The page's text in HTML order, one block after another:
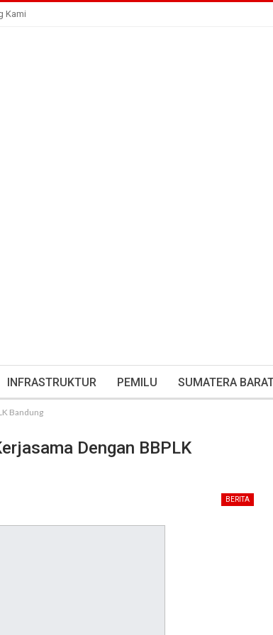
Kami
INFRASTRUKTUR PEMILU SUMATERA
Bandung
Dengan BBPLK
BERITA